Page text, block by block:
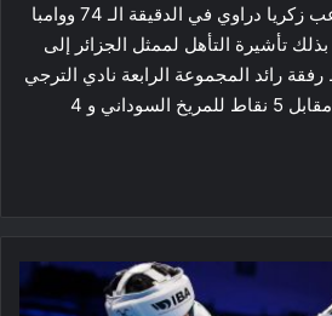
وسجل هدفي الشباب اللاعب زكريا دراوي في الدقيقة الـ 74 ووامبا
79، ما منح بذلك تأشيرة التأهل لممثل الجزائر إلى
برصيد 9 نقاط رفقة رائد المجموعة الرابعة نادي الترجي
التونسي برصيد 10 نقاط، مقابل 5 نقاط للمريخ السوداني و 4